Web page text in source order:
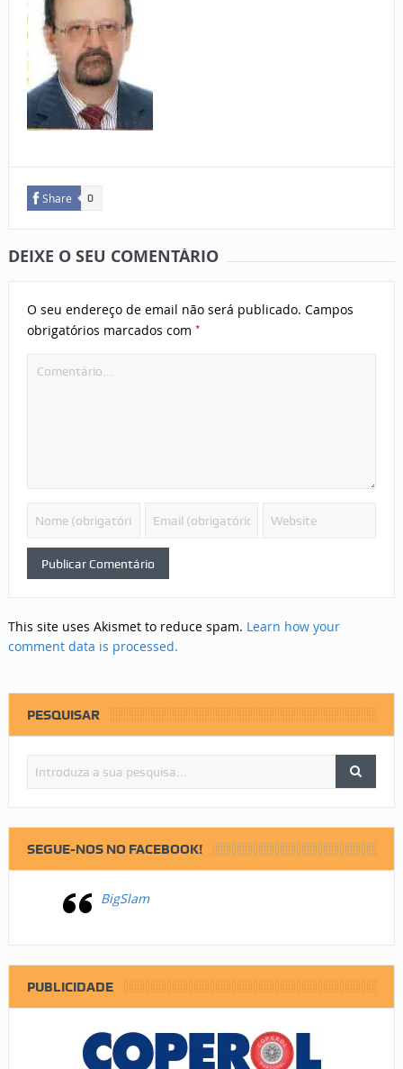
Share 0
DEIXE O SEU COMENTÁRIO
O seu endereço de email não será publicado. Campos
obrigatórios marcados com *
This site uses Akismet to reduce spam. Learn how your
comment data is processed.
PESQUISAR
SEGUE-NOS NO FACEBOOK!
BigSlam
PUBLICIDADE